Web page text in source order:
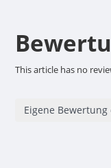
This article has no
Eigene